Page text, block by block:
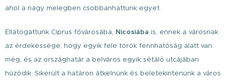
ahol a nagy melegben csobbanhattunk egyet.
Ellátogattunk Ciprus fővárosába, Nicosiába is, ennek a városnak
az érdekessége, hogy egyik fele török fennhatóság alatt van
még, és az országhatár a belváros egyik sétáló utcájában
húzódik. Sikerült a határon átkelnünk és beletekintenünk a város